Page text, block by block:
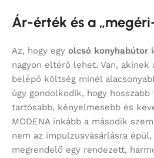
Ár-érték és a
Az, hogy egy olcsó konyhabútor
nagyon eltérő lehet. Van, akinek
belépő költség minél
úgy gondolkodik, hogy
tartósabb, kényelmesebb és
MODENA inkább a második
nem az impulzusvásárlásra
megrendelő egy rendezett,